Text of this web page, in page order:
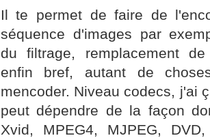
Il te permet de faire de
séquence d'images par
du filtrage, remplacement
enfin bref, autant de
mencoder. Niveau codecs, j'ai
peut dépendre de la façon
Xvid, MPEG4, MJPEG,